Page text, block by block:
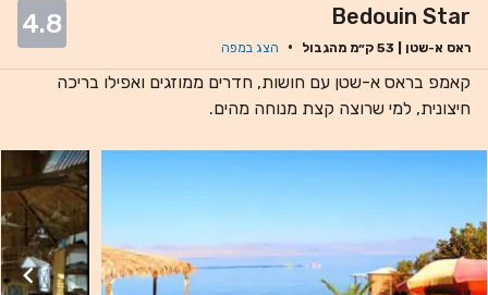
Bedouin Star
ראס א-שטן 53 ק״מ מהגבול · הצג במפה
4.8
קאמפ בראס א-שטן עם חושות, חדרים ממוזגים ואפילו בריכה
חיצונית, למי שרוצה קצת מנוחה מהים.